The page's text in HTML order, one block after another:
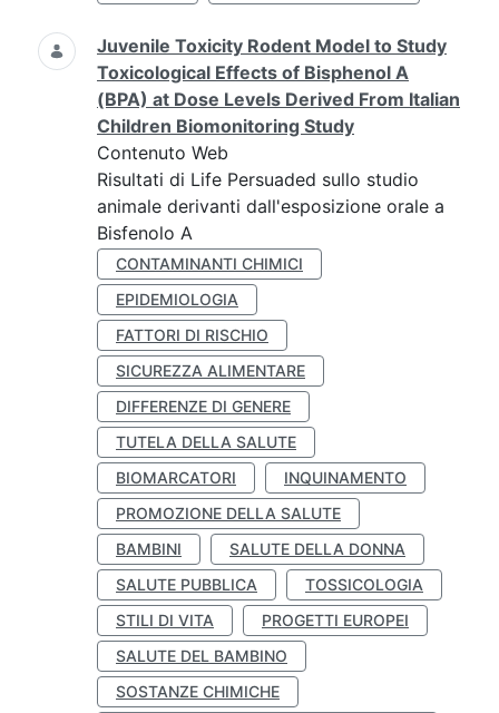
Juvenile Toxicity Rodent Model to Study
Toxicological Effects of Bisphenol A
(BPA) at Dose Levels Derived From Italian
Children Biomonitoring Study
Contenuto Web
Risultati di Life Persuaded sullo studio
animale derivanti dall'esposizione orale a
Bisfenolo A
CONTAMINANTI CHIMICI
EPIDEMIOLOGIA
FATTORI DI RISCHIO
SICUREZZA ALIMENTARE
DIFFERENZE DI GENERE
TUTELA DELLA SALUTE
BIOMARCATORI
INQUINAMENTO
PROMOZIONE DELLA SALUTE
BAMBINI
SALUTE DELLA DONNA
SALUTE PUBBLICA
TOSSICOLOGIA
STILI DI VITA
PROGETTI EUROPEI
SALUTE DEL BAMBINO
SOSTANZE CHIMICHE